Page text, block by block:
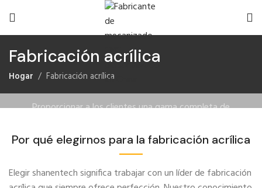
Fabricación acrílica
Hogar Fabricación acrílica
Proporcionar a los clientes una gama completa de
cliente, experiencia técnica y soporte de calidad.
Por qué elegirnos para la fabricación acrílica
Elegir shanentech significa trabajar con un líder de fabricación